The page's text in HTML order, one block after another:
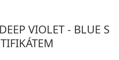
VIOLET - BLUE S